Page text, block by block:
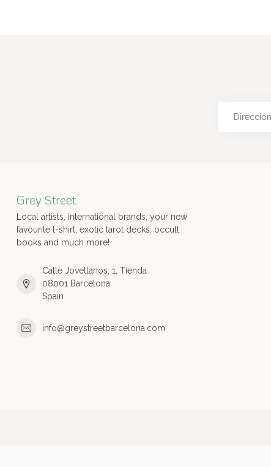
Grey Street
Local artists, international brands, your new
favourite t-shirt, exotic tarot decks, occult
books and much more!
Calle Jovellanos, 1, Tienda
08001 Barcelona
Spain
info@greystreetbarcelona.com